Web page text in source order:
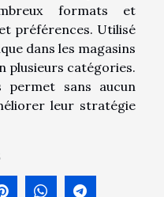
formats et
préférences. Utilisé
dans les magasins
plusieurs catégories.
permet sans aucun
leur stratégie